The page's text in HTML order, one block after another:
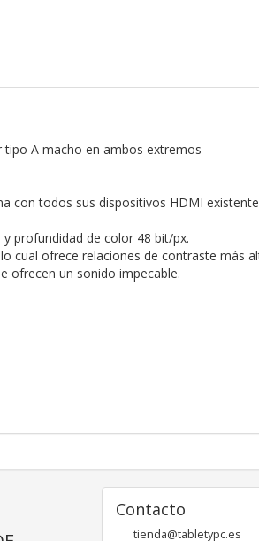
tipo A macho en ambos extremos
con todos sus dispositivos HDMI
profundidad de color 48 bit/px.
cual ofrece relaciones de contraste más
ofrecen un sonido impecable.
Contacto
tienda@tabletypc.es